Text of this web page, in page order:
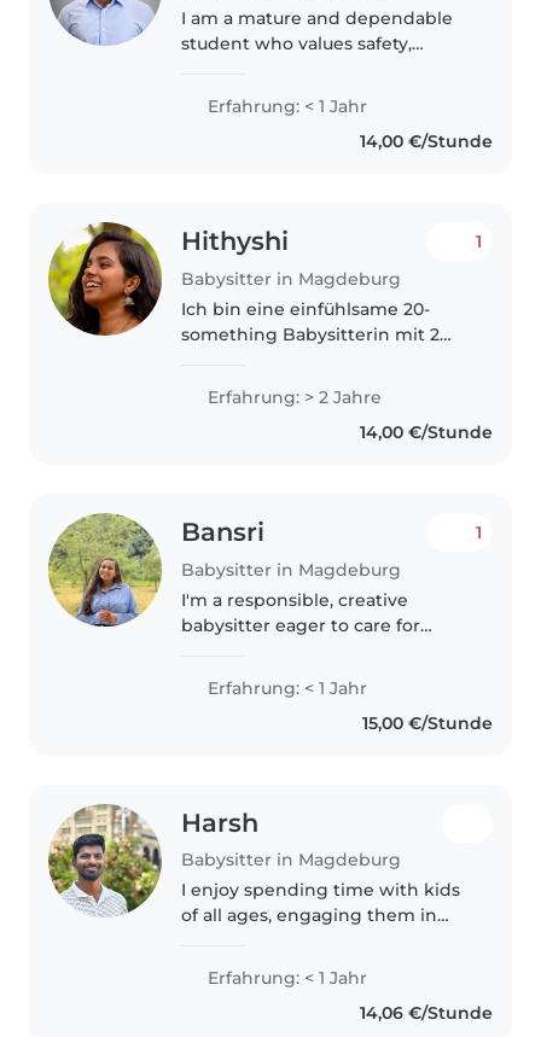
I am a mature and dependable
student who values safety,
enjoy supporting families with
childcare.
Erfahrung: < 1 Jahr
14,00 €/Stunde
Hithyshi
Babysitter in Magdeburg
1
Ich bin eine einfühlsame 20-
something Babysitterin mit 2
Betreuung von Kindern jeden
Alters. Ich spreche wenig
Deutsch und fließend Englisch,
Erfahrung: > 2 Jahre
14,00 €/Stunde
Bansri
Babysitter in Magdeburg
1
I'm a responsible, creative
babysitter eager to care for
with first aid certification and
experience in drawing, crafts,
Erfahrung: < 1 Jahr
15,00 €/Stunde
Harsh
Babysitter in Magdeburg
I enjoy spending time with kids
of all ages, engaging them in
games. You'll find me reliable
and caring while assisting with
simple cooking and homework
Erfahrung: < 1 Jahr
14,06 €/Stunde